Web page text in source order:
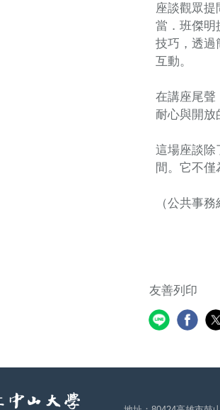
座談觀眾
當．班傑明
技巧，透過
互動。
在講座尾聲
耐心與開放
這場座談除
間。它不
（公共事
友善列印